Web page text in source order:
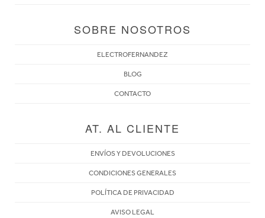
SOBRE NOSOTROS
ELECTROFERNANDEZ
BLOG
CONTACTO
AT. AL CLIENTE
ENVÍOS Y DEVOLUCIONES
CONDICIONES GENERALES
POLÍTICA DE PRIVACIDAD
AVISO LEGAL